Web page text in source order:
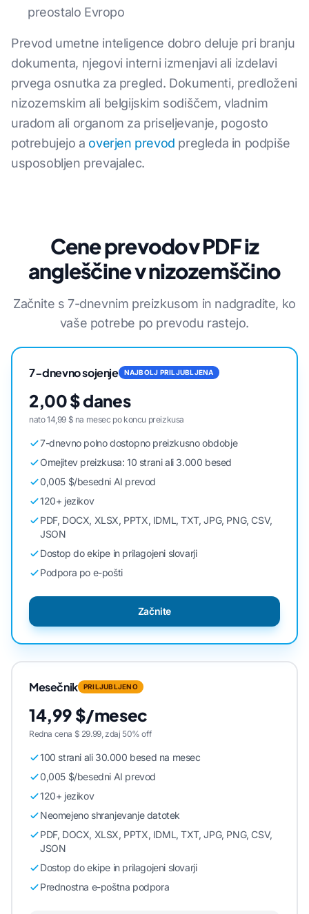
preostalo Evropo
Prevod umetne inteligence dobro deluje pri branju
dokumenta, njegovi interni izmenjavi ali izdelavi
prvega osnutka za pregled. Dokumenti, predloženi
nizozemskim ali belgijskim sodiščem, vladnim
uradom ali organom za priseljevanje, pogosto
potrebujejo a overjen prevod pregleda in podpiše
usposobljen prevajalec.
Cene prevodov PDF iz
angleščine v nizozemščino
Začnite s 7-dnevnim preizkusom in nadgradite, ko
vaše potrebe po prevodu rastejo.
7-dnevno sojenje NAJBOLJ PRILJUBLJENA
2,00 $ danes
nato 14,99 $ na mesec po koncu preizkusa
7-dnevno polno dostopno preizkusno obdobje
Omejitev preizkusa: 10 strani ali 3.000 besed
0,005 $/besedni AI prevod
120+ jezikov
PDF, DOCX, XLSX, PPTX, IDML, TXT, JPG, PNG, CSV,
JSON
Dostop do ekipe in prilagojeni slovarji
Podpora po e-pošti
Začnite
Mesečnik PRILJUBLJENO
14,99 $/mesec
Redna cena $ 29.99, zdaj 50% off
100 strani ali 30.000 besed na mesec
0,005 $/besedni AI prevod
120+ jezikov
Neomejeno shranjevanje datotek
PDF, DOCX, XLSX, PPTX, IDML, TXT, JPG, PNG, CSV,
JSON
Dostop do ekipe in prilagojeni slovarji
Prednostna e-poštna podpora